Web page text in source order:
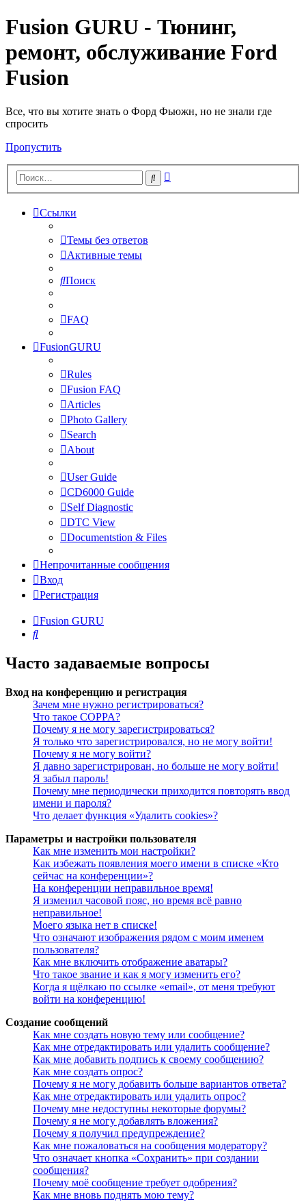
Fusion GURU - Тюнинг,
ремонт, обслуживание Ford
Fusion
Все, что вы хотите знать о Форд Фьюжн, но не знали где
спросить
Пропустить
Поиск
Ссылки
Темы без ответов
Активные темы
Поиск
FAQ
FusionGURU
Rules
Fusion FAQ
Articles
Photo Gallery
Search
About
User Guide
CD6000 Guide
Self Diagnostic
DTC View
Documentstion & Files
Непрочитанные сообщения
Вход
Регистрация
Fusion GURU
Поиск
Часто задаваемые вопросы
Вход на конференцию и регистрация
Зачем мне нужно регистрироваться?
Что такое COPPA?
Почему я не могу зарегистрироваться?
Я только что зарегистрировался, но не могу войти!
Почему я не могу войти?
Я давно зарегистрирован, но больше не могу войти!
Я забыл пароль!
Почему мне периодически приходится повторять ввод
имени и пароля?
Что делает функция «Удалить cookies»?
Параметры и настройки пользователя
Как мне изменить мои настройки?
Как избежать появления моего имени в списке «Кто
сейчас на конференции»?
На конференции неправильное время!
Я изменил часовой пояс, но время всё равно
неправильное!
Моего языка нет в списке!
Что означают изображения рядом с моим именем
пользователя?
Как мне включить отображение аватары?
Что такое звание и как я могу изменить его?
Когда я щёлкаю по ссылке «email», от меня требуют
войти на конференцию!
Создание сообщений
Как мне создать новую тему или сообщение?
Как мне отредактировать или удалить сообщение?
Как мне добавить подпись к своему сообщению?
Как мне создать опрос?
Почему я не могу добавить больше вариантов ответа?
Как мне отредактировать или удалить опрос?
Почему мне недоступны некоторые форумы?
Почему я не могу добавлять вложения?
Почему я получил предупреждение?
Как мне пожаловаться на сообщения модератору?
Что означает кнопка «Сохранить» при создании
сообщения?
Почему моё сообщение требует одобрения?
Как мне вновь поднять мою тему?